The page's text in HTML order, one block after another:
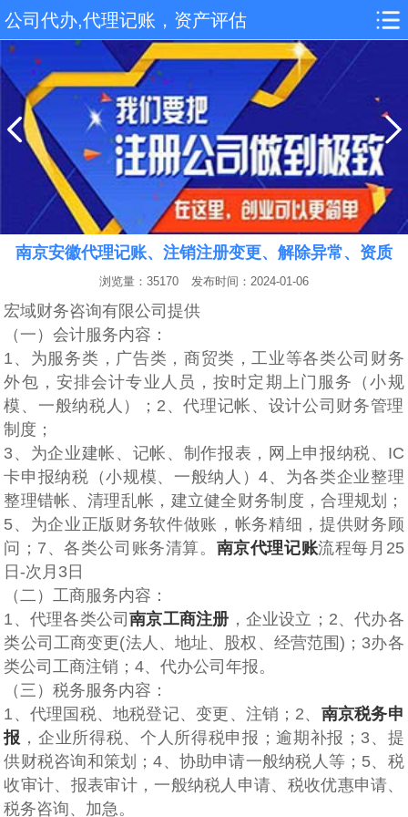
公司代办,代理记账，资产评估
南京安徽代理记账、注销注册变更、解除异常、资质
浏览量：35170 发布时间：2024-01-06
宏域财务咨询有限公司提供
（一）会计服务‌‌内容：
1、为服务类‌‌，广告类，商贸类，工业等各类公司财务
外包，安排会计专业人员，按时定期上门服务（小规
模、一般纳税人）；2、代理记帐、设计公司财务管理
制度；
3、为企业建帐、记帐、制作报表，网上申报纳税、IC
卡申报纳税（小规模、一般纳人）4、为各类企业整理
整理错帐、清理乱帐，建立健全财务制度，合理规划；
5、为企业正版财务软件做账，帐务精细，提供财务顾
问；7、各类公司账务清算。 南京代理记账流程每月25
日-次月3日
（二）工商服务内容：
1、代理各类公司南京工商注册 ，企业设立；2、代办各
类公司工商变更(法人、地址、股权、经营范围)；3办各
类公司工商注销；4、代办公司年报。
（三）税务服务内容：
1、代理国税、地税登记、变更、注销；2、 南京税务申
报 ，企业所得税、个人所得税申报；逾期补报；3、提
供财税咨询和策划；4、协助申请一般纳税人等；5、税
收审计、报表审计，一般纳税人申请、税收优惠申请、
税务咨询、加急。